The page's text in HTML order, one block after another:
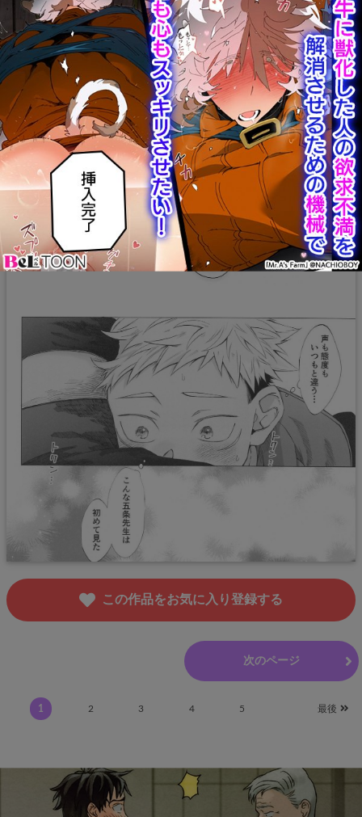
この作品をお気に入り登録する
次のページ
1 2 3 4 5 最後